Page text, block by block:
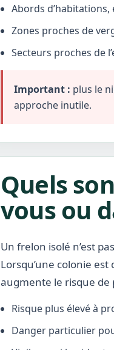
Abords
Zones proches de
Secteurs proches de
Important : plus le
approche inutile.
Quels
vous ou
Un frelon isolé n’est
Lorsqu’une colonie
augmente le risque de
Risque plus élevé à
Danger particulier